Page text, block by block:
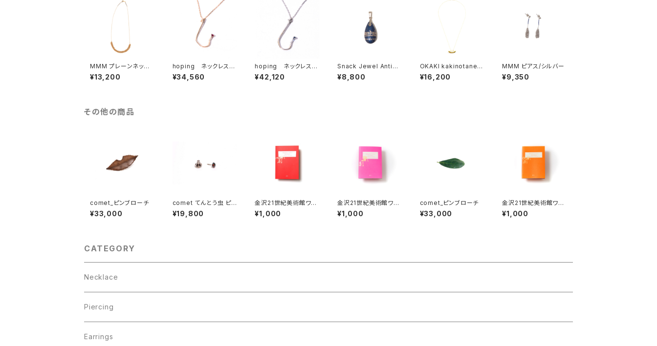
MMM プレーンネック
レス ゴールド
¥13,200
hoping ネックレス
K10YG
¥34,560
hoping ネックレス
K10WG
¥42,120
Snack Jewel Antiqu
e ペンダント
¥8,800
OKAKI kakinotane
ネックレス
¥16,200
MMM ピアス/シルバー
¥9,350
その他の商品
comet_ピンブローチ
¥33,000
comet てんとう虫 ピン
ブローチ 黒
¥19,800
金沢21世紀美術館ワー
クショップ・アーカイブ
ブック 2021-2022
¥1,000
金沢21世紀美術館ワー
クショップ・アーカイブ
ブック 2016-2017
¥1,000
comet_ピンブローチ
¥33,000
金沢21世紀美術館ワー
クショップ・アーカイブ
ブック 2017-2018
¥1,000
CATEGORY
Necklace
Piercing
Earrings